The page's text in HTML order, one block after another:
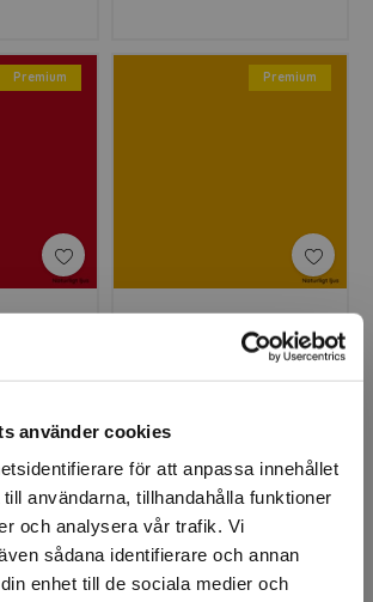
använder cookies
för att anpassa innehållet
användarna, tillhandahålla funktioner
och analysera vår trafik. Vi
sådana identifierare och annan
enhet till de sociala medier och
Premium
017
Premium
ORACAL® 8800 019
Signal Yellow